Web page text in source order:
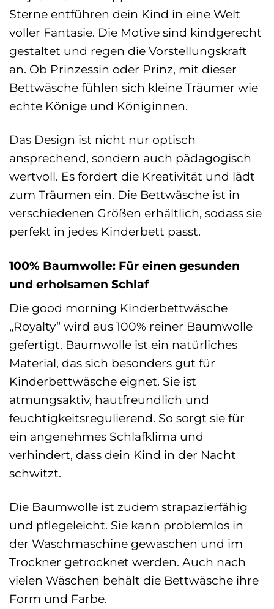
Sterne entführen dein Kind in eine Welt
voller Fantasie. Die Motive sind kindgerecht
gestaltet und regen die Vorstellungskraft
an. Ob Prinzessin oder Prinz, mit dieser
Bettwäsche fühlen sich kleine Träumer wie
echte Könige und Königinnen.
Das Design ist nicht nur optisch
ansprechend, sondern auch pädagogisch
wertvoll. Es fördert die Kreativität und lädt
zum Träumen ein. Die Bettwäsche ist in
verschiedenen Größen erhältlich, sodass sie
perfekt in jedes Kinderbett passt.
100% Baumwolle: Für einen gesunden
und erholsamen Schlaf
Die good morning Kinderbettwäsche
„Royalty“ wird aus 100% reiner Baumwolle
gefertigt. Baumwolle ist ein natürliches
Material, das sich besonders gut für
Kinderbettwäsche eignet. Sie ist
atmungsaktiv, hautfreundlich und
feuchtigkeitsregulierend. So sorgt sie für
ein angenehmes Schlafklima und
verhindert, dass dein Kind in der Nacht
schwitzt.
Die Baumwolle ist zudem strapazierfähig
und pflegeleicht. Sie kann problemlos in
der Waschmaschine gewaschen und im
Trockner getrocknet werden. Auch nach
vielen Wäschen behält die Bettwäsche ihre
Form und Farbe.